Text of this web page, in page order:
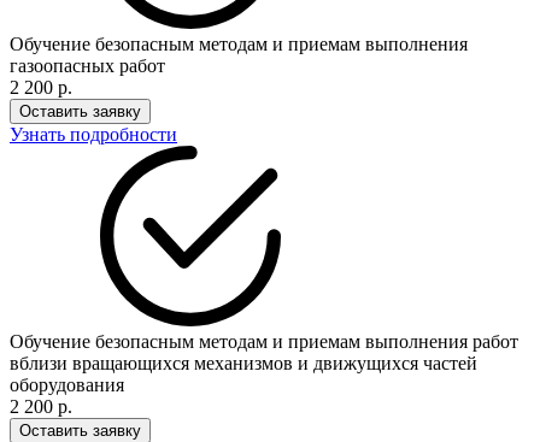
Обучение безопасным методам и приемам выполнения
газоопасных работ
2 200 р.
Оставить заявку
Узнать подробности
Обучение безопасным методам и приемам выполнения работ
вблизи вращающихся механизмов и движущихся частей
оборудования
2 200 р.
Оставить заявку